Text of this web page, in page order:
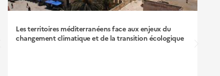
Les territoires méditerranéens face aux enjeux du
changement climatique et de la transition écologique